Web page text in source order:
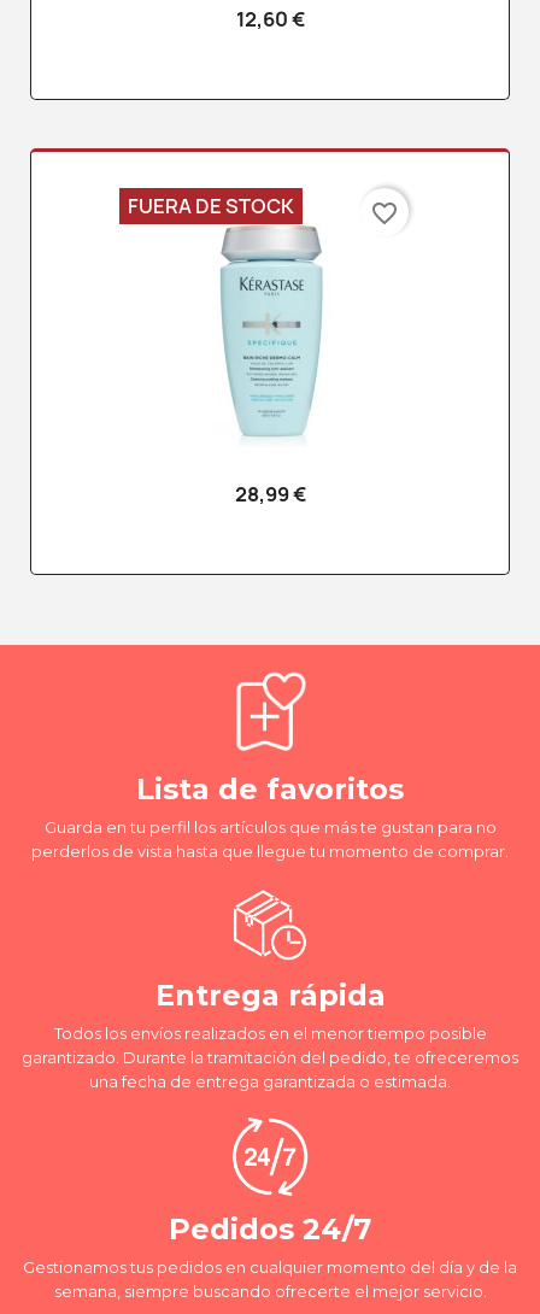
12,60 €
28,99 €
FUERA DE STOCK favorite_border
Lista de favoritos
Guarda en tu perfil los artículos que más te gustan para no
perderlos de vista hasta que llegue tu momento de comprar.
Entrega rápida
Todos los envíos realizados en el menor tiempo posible
garantizado. Durante la tramitación del pedido, te ofreceremos
una fecha de entrega garantizada o estimada.
Pedidos 24/7
Gestionamos tus pedidos en cualquier momento del día y de la
semana, siempre buscando ofrecerte el mejor servicio.